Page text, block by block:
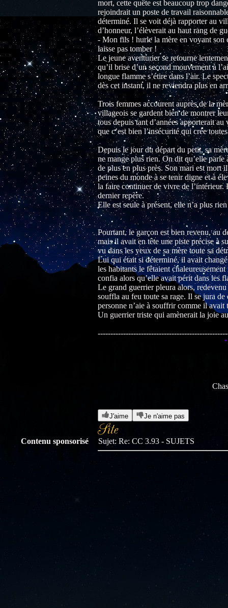
mort, cette quête est beaucoup trop
rejoindrait un poste de travail
déterminé. Il se voit déjà rapporter au
d’honneur, l’élèverait au haut rang de
- Mon fils ! hurle la mère en voyant son
laisse pas tomber !
Le jeune aventurier se retourne
qu’il brise d’un second mouvement à
longue flamme s’étire dans l’air. Le
dès cet instant, il ne reviendra plus en
Trois femmes accourent auprès de la
villageois se gardent bien de montrer
tous depuis tant d’années apporterait
que c’est bien l’insécurité qui crée
Depuis le jour du départ du petit, sa
ne mange plus rien. On dit qu’elle parle
de plus en plus près. Son mari est mort
peines du monde à se tenir digne et à
la faire continuer de vivre de l’intérieur.
dernier repère.
Elle est seule à présent, elle n’a plus
Pourtant, le garçon est bien revenu, au
mais il avait en tête une piste précise à
vu dans les yeux de sa mère toute sa
Lui qui était si déterminé, il avait
les habitants le fêtaient
confia alors qu’elle avait périt dans les
Le grand guerrier pleura alors,
souffla au feu toute sa rage. Il se jura
personne n’aie à souffrir comme il avait
Un guerrier triste qui amènerait la joie
“
J'aime Je n'aime pas
Contenu sponsorisé Sujet: Re: CC 3.93 - SUJETS